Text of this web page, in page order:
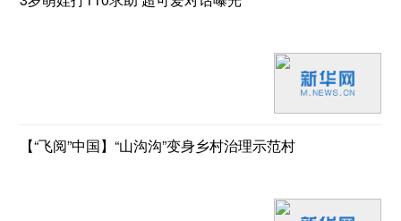
【“飞阅”中国】“山沟沟”变身乡村治理示范村